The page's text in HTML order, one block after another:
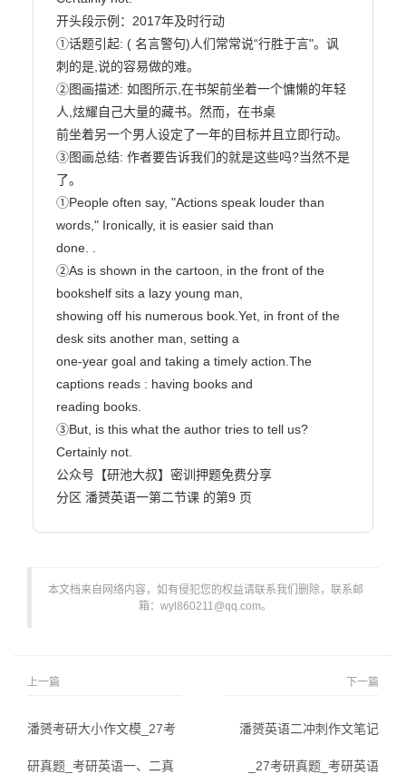
本文档来自网络内容，如有侵犯您的权益请联系我们删除，联系邮
箱：wyl860211@qq.com。
上一篇
潘赟考研大小作文模_27考
研真题_考研英语一、二真
下一篇
潘赟英语二冲刺作文笔记
_27考研真题_考研英语